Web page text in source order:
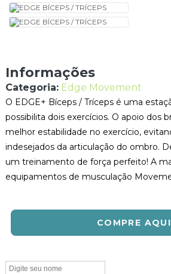
Informações
Categoria: Edge Movement
O EDGE+ Bíceps / Tríceps é uma
possibilita dois exercícios. O apoio dos
melhor estabilidade no exercício,
indesejados da articulação do ombro.
um treinamento de força perfeito! A
equipamentos de musculação
COMPRE AQUI